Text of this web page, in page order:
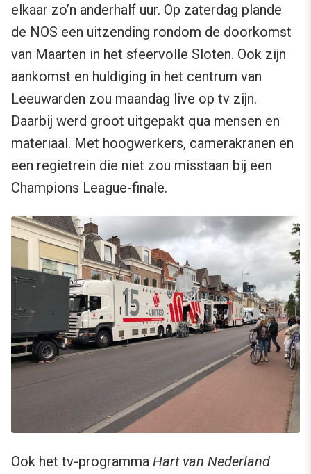
elkaar zo’n anderhalf uur. Op zaterdag plande
de NOS een uitzending rondom de doorkomst
van Maarten in het sfeervolle Sloten. Ook zijn
aankomst en huldiging in het centrum van
Leeuwarden zou maandag live op tv zijn.
Daarbij werd groot uitgepakt qua mensen en
materiaal. Met hoogwerkers, camerakranen en
een regietrein die niet zou misstaan bij een
Champions League-finale.
Ook het tv-programma Hart van Nederland